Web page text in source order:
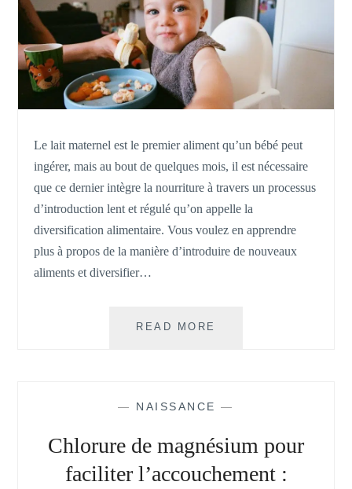
Le lait maternel est le premier aliment qu’un bébé peut
ingérer, mais au bout de quelques mois, il est nécessaire
que ce dernier intègre la nourriture à travers un processus
d’introduction lent et régulé qu’on appelle la
diversification alimentaire. Vous voulez en apprendre
plus à propos de la manière d’introduire de nouveaux
aliments et diversifier…
READ MORE
?
— NAISSANCE —
Chlorure de magnésium pour
faciliter l’accouchement :